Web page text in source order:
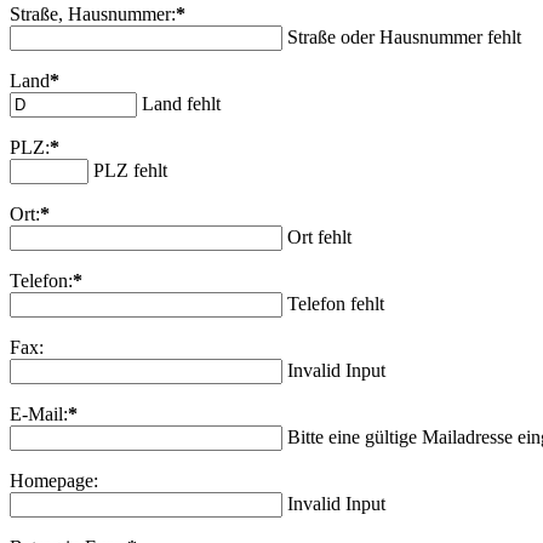
Straße, Hausnummer:*
Straße oder Hausnummer fehlt
Land*
Land fehlt
PLZ:*
PLZ fehlt
Ort:*
Ort fehlt
Telefon:*
Telefon fehlt
Fax:
Invalid Input
E-Mail:*
Bitte eine gültige Mailadresse
Homepage:
Invalid Input